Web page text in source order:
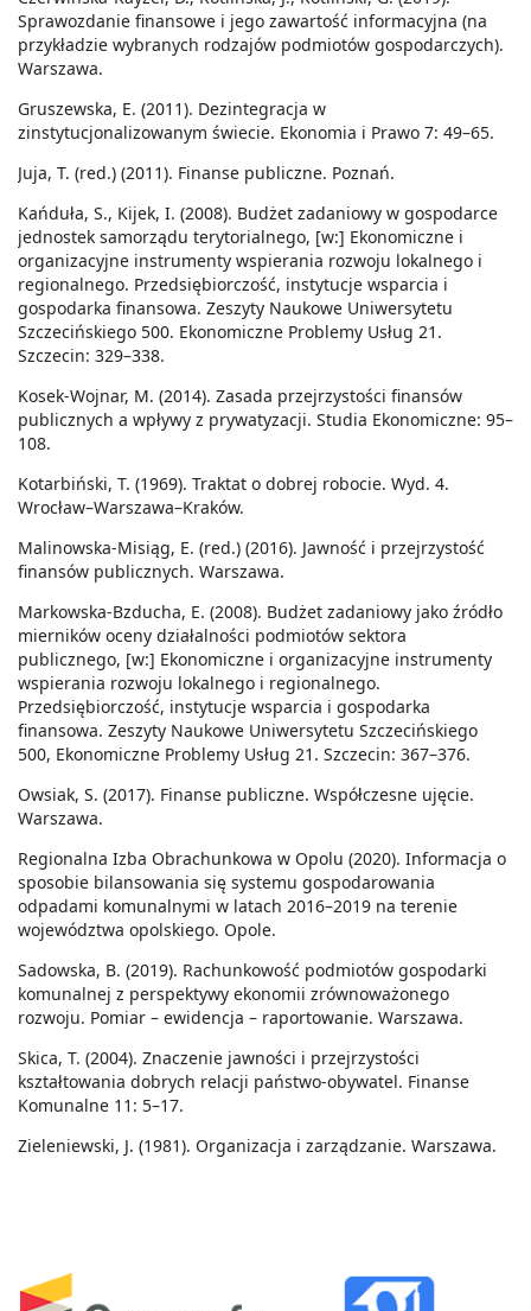
Sprawozdanie finansowe i jego zawartość informacyjna (na
przykładzie wybranych rodzajów podmiotów gospodarczych).
Warszawa.
Gruszewska, E. (2011). Dezintegracja w
zinstytucjonalizowanym świecie. Ekonomia i Prawo 7: 49–65.
Juja, T. (red.) (2011). Finanse publiczne. Poznań.
Kańduła, S., Kijek, I. (2008). Budżet zadaniowy w gospodarce
jednostek samorządu terytorialnego, [w:] Ekonomiczne i
organizacyjne instrumenty wspierania rozwoju lokalnego i
regionalnego. Przedsiębiorczość, instytucje wsparcia i
gospodarka finansowa. Zeszyty Naukowe Uniwersytetu
Szczecińskiego 500. Ekonomiczne Problemy Usług 21.
Szczecin: 329–338.
Kosek-Wojnar, M. (2014). Zasada przejrzystości finansów
publicznych a wpływy z prywatyzacji. Studia Ekonomiczne: 95–
108.
Kotarbiński, T. (1969). Traktat o dobrej robocie. Wyd. 4.
Wrocław–Warszawa–Kraków.
Malinowska-Misiąg, E. (red.) (2016). Jawność i przejrzystość
finansów publicznych. Warszawa.
Markowska-Bzducha, E. (2008). Budżet zadaniowy jako źródło
mierników oceny działalności podmiotów sektora
publicznego, [w:] Ekonomiczne i organizacyjne instrumenty
wspierania rozwoju lokalnego i regionalnego.
Przedsiębiorczość, instytucje wsparcia i gospodarka
finansowa. Zeszyty Naukowe Uniwersytetu Szczecińskiego
500, Ekonomiczne Problemy Usług 21. Szczecin: 367–376.
Owsiak, S. (2017). Finanse publiczne. Współczesne ujęcie.
Warszawa.
Regionalna Izba Obrachunkowa w Opolu (2020). Informacja o
sposobie bilansowania się systemu gospodarowania
odpadami komunalnymi w latach 2016–2019 na terenie
województwa opolskiego. Opole.
Sadowska, B. (2019). Rachunkowość podmiotów gospodarki
komunalnej z perspektywy ekonomii zrównoważonego
rozwoju. Pomiar – ewidencja – raportowanie. Warszawa.
Skica, T. (2004). Znaczenie jawności i przejrzystości
kształtowania dobrych relacji państwo-obywatel. Finanse
Komunalne 11: 5–17.
Zieleniewski, J. (1981). Organizacja i zarządzanie. Warszawa.